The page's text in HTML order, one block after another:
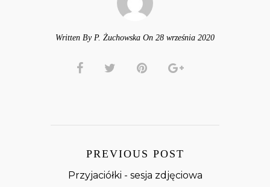
Written By P. Żuchowska On 28 września 2020
PREVIOUS POST
Przyjaciółki - sesja zdjęciowa